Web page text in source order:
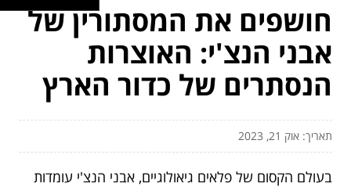
חושפים את המסתורין של
אבני הנצ'י: האוצרות
הנסתרים של כדור הארץ
תאריך: אוק 21, 2023
בעולם הקסום של פלאים גיאולוגיים, אבני הנצ'י עומדות